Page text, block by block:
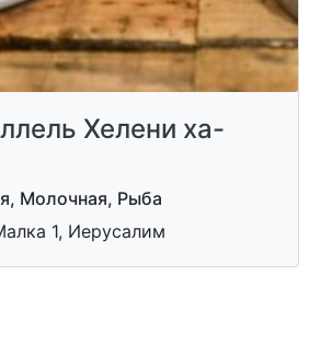
Хелени ха-
Молочная, Рыба
1, Иерусалим